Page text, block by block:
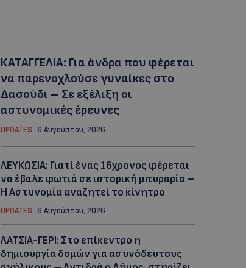
ΚΑΤΑΓΓΕΛΙΑ: Για άνδρα που φέρεται
να παρενοχλούσε γυναίκες στο
Δασούδι – Σε εξέλιξη οι
αστυνομικές έρευνες
UPDATES 6 Αυγούστου, 2026
ΛΕΥΚΩΣΙΑ: Γιατί ένας 16χρονος φέρεται
να έβαλε φωτιά σε ιστορική μπυραρία –
Η Αστυνομία αναζητεί το κίνητρο
UPDATES 6 Αυγούστου, 2026
ΛΑΤΣΙΑ-ΓΕΡΙ: Στο επίκεντρο η
δημιουργία δομών για ασυνόδευτους